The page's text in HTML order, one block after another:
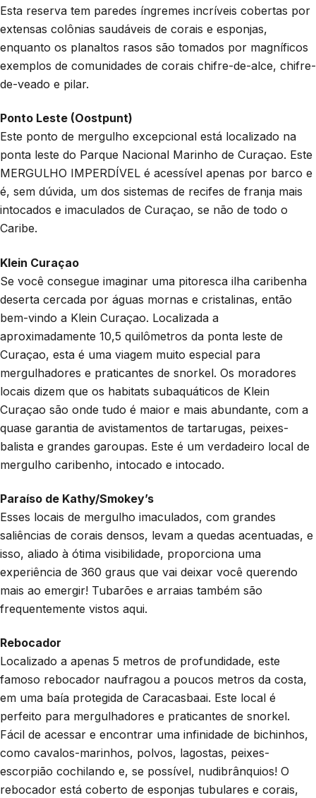
Esta reserva tem paredes íngremes incríveis cobertas por
extensas colônias saudáveis de corais e esponjas,
enquanto os planaltos rasos são tomados por magníficos
exemplos de comunidades de corais chifre-de-alce, chifre-
de-veado e pilar.
Ponto Leste (Oostpunt)
Este ponto de mergulho excepcional está localizado na
ponta leste do Parque Nacional Marinho de Curaçao. Este
MERGULHO IMPERDÍVEL é acessível apenas por barco e
é, sem dúvida, um dos sistemas de recifes de franja mais
intocados e imaculados de Curaçao, se não de todo o
Caribe.
Klein Curaçao
Se você consegue imaginar uma pitoresca ilha caribenha
deserta cercada por águas mornas e cristalinas, então
bem-vindo a Klein Curaçao. Localizada a
aproximadamente 10,5 quilômetros da ponta leste de
Curaçao, esta é uma viagem muito especial para
mergulhadores e praticantes de snorkel. Os moradores
locais dizem que os habitats subaquáticos de Klein
Curaçao são onde tudo é maior e mais abundante, com a
quase garantia de avistamentos de tartarugas, peixes-
balista e grandes garoupas. Este é um verdadeiro local de
mergulho caribenho, intocado e intocado.
Paraíso de Kathy/Smokey’s
Esses locais de mergulho imaculados, com grandes
saliências de corais densos, levam a quedas acentuadas, e
isso, aliado à ótima visibilidade, proporciona uma
experiência de 360 graus que vai deixar você querendo
mais ao emergir! Tubarões e arraias também são
frequentemente vistos aqui.
Rebocador
Localizado a apenas 5 metros de profundidade, este
famoso rebocador naufragou a poucos metros da costa,
em uma baía protegida de Caracasbaai. Este local é
perfeito para mergulhadores e praticantes de snorkel.
Fácil de acessar e encontrar uma infinidade de bichinhos,
como cavalos-marinhos, polvos, lagostas, peixes-
escorpião cochilando e, se possível, nudibrânquios! O
rebocador está coberto de esponjas tubulares e corais,